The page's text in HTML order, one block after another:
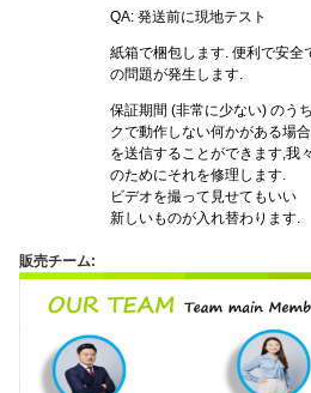
QA: 発送前に現地テスト
紙箱で梱包します. 便利で安全
の問題が発生します.
保証期間 (非常に少ない) のう
クで動作しない何かがある場
を送信することができます,我
のためにそれを修理します.
ビデオを撮って見せてもいい
新しいものが入れ替わります.
販売チーム: